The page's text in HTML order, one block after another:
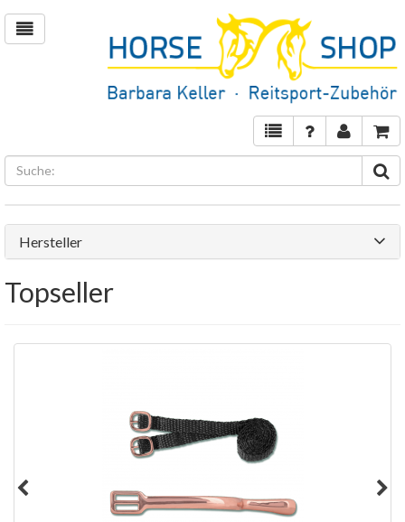
Hersteller
Topseller